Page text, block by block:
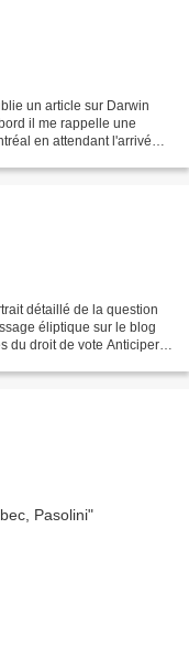
un article sur Darwin
il me rappelle une
en attendant l'arrivée
détaillé de la question
éliptique sur le blog
du droit de vote Anticiper.